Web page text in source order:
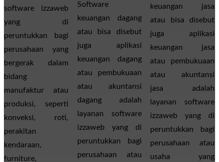
software izzaweb
yang di
peruntukkan bagi
perusahaan yang
bergerak dalam
bidang
manufaktur atau
produksi, seperti
konveksi, roti,
perakitan
kendaraan,
furniture,
Software
keuangan dagang
atau bisa disebut
juga aplikasi
keuangan dagang
atau pembukuaan
atau akuntansi
dagang adalah
layanan software
izzaweb yang di
peruntukkan bagi
perusahaan atau
keuangan jasa
atau bisa disebut
juga aplikasi
keuangan jasa
atau pembukuaan
atau akuntansi
jasa adalah
layanan software
izzaweb yang di
peruntukkan bagi
perusahaan atau
usaha yang